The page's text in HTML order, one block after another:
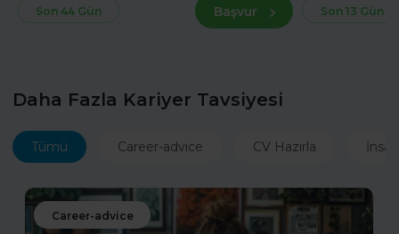
Son 44 Gün Başvur Son 13 Gün
Daha Fazla Kariyer Tavsiyesi
Tümü Career-advice CV Hazırla
Career-advice